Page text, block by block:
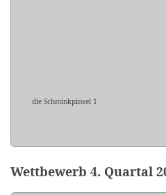
die Schminkpinsel 1
Wettbewerb 4. Quartal